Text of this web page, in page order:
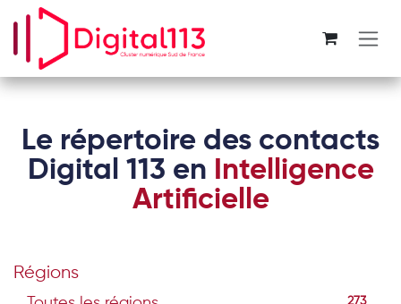
Se rendre au contenu
Le répertoire des contacts
Digital 113 en Intelligence
Artificielle
Régions
273